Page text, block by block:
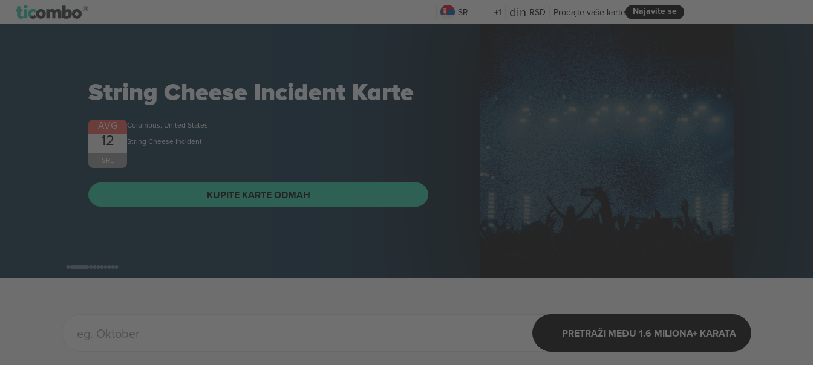
SR +1 RSD Najavite se
Prodajte vaše karte
String Cheese Incident Karte
AVG
12
SRE
Columbus, United States
String Cheese Incident
KUPITE KARTE ODMAH
PRETRAŽI MEĐU 1.6 MILIONA+ KARATA